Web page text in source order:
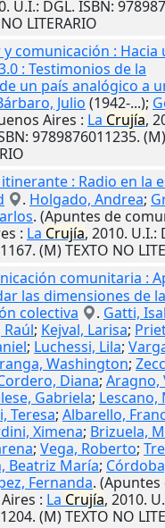
. U.I.: DGL. ISBN:
LITERARIO
y comunicación : Hacia
: Testimonios de la
un país analógico a
Julio (1942-...);
Aires : La Crujía,
9789876011235.
: Radio en la
. Holgado, Andrea;
. (Apuntes de
: La Crujía, 2010. U.I.:
(M) TEXTO NO
comunitaria :
las dimensiones de la
colectiva
. Gatti,
; Kejval, Larisa;
; Luchessi, Lila;
Washington;
Diana; Aragno,
Gabriela; Lescano,
Teresa; Albarello,
Ximena; Brizuela,
; Vega, Roberto;
Beatriz María;
Fernanda.
: La Crujía, 2010.
(M) TEXTO NO